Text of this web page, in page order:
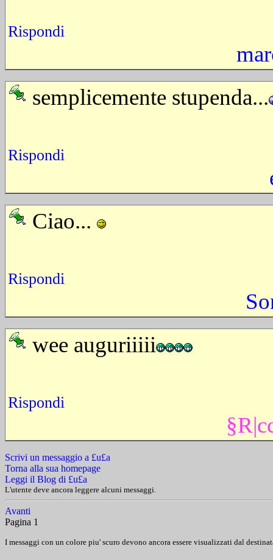
Rispondi
semplicemente stupenda...
Rispondi
Ciao...
Rispondi
wee auguriiiii
Rispondi
Scrivi un messaggio a £u£a
Torna alla sua homepage
Leggi il Blog di £u£a
L'utente deve ancora leggere alcuni messaggi.
Avanti
Pagina 1
I messaggi con un colore piu' scuro devono ancora essere visualizzati dal